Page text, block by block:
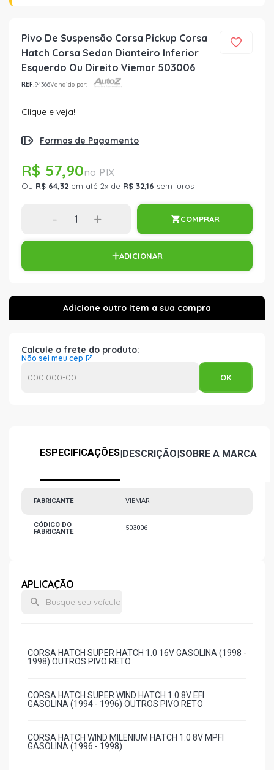
Pivo De Suspensão Corsa Pickup Corsa
Hatch Corsa Sedan Dianteiro Inferior
Esquerdo Ou Direito Viemar 503006
REF:94366Vendido por:
Clique e veja!
Formas de Pagamento
R$ 57,90
Ou R$ 64,32 em até 2x de R$ 32,16 sem juros
- + COMPRAR
ADICIONAR
Calcule o frete do produto:
Não sei meu cep
ESPECIFICAÇÕES|DESCRIÇÃO|SOBRE A MARCA
FABRICANTE VIEMAR
CÓDIGO DO
FABRICANTE
503006
APLICAÇÃO
CORSA HATCH SUPER HATCH 1.0 16V GASOLINA (1998 -
1998) OUTROS PIVO RETO
CORSA HATCH SUPER WIND HATCH 1.0 8V EFI
GASOLINA (1994 - 1996) OUTROS PIVO RETO
CORSA HATCH WIND MILENIUM HATCH 1.0 8V MPFI
GASOLINA (1996 - 1998)